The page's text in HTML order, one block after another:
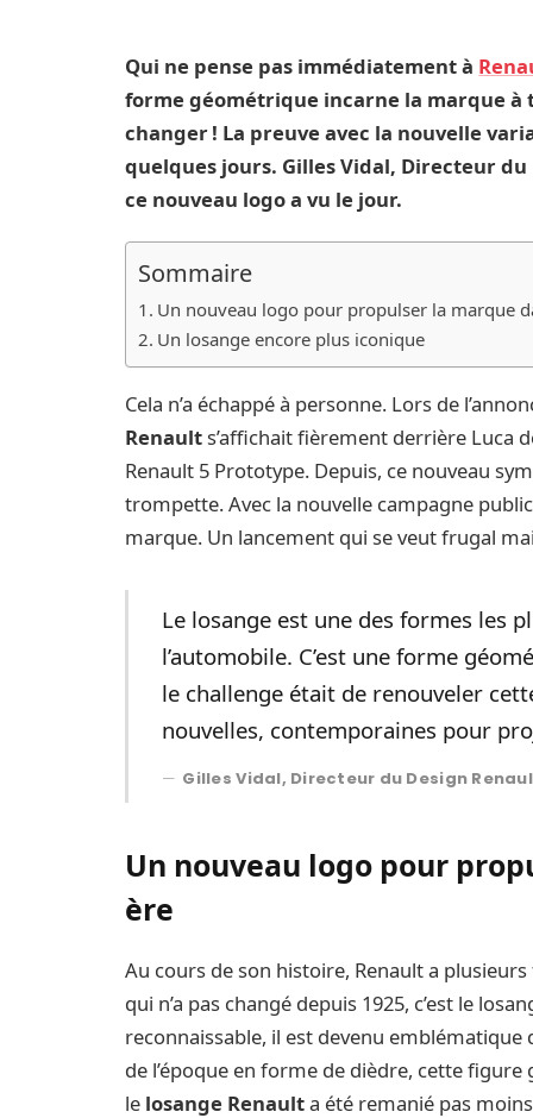
Qui ne pense pas immédiatement à
forme géométrique incarne la marque à
changer ! La preuve avec la nouvelle
quelques jours. Gilles Vidal, Directeur
ce nouveau logo a vu le jour.
Sommaire
Un nouveau logo pour propulser la marque
Un losange encore plus iconique
Cela n’a échappé à personne. Lors de
Renaults’affichait fièrement derrière Luca
Renault 5 Prototype. Depuis, ce nouveau
trompette. Avec la nouvelle campagne
marque. Un lancement qui se veut frugal
Le losange est une des formes les
l’automobile. C’est une forme
le challenge était de renouveler
nouvelles, contemporaines pour
Gilles Vidal, Directeur du Design
Un nouveau logo pour
ère
Au cours de son histoire, Renault a
qui n’a pas changé depuis 1925, c’est le
reconnaissable, il est devenu emblématique
de l’époque en forme de dièdre, cette
le losange Renaulta été remanié pas